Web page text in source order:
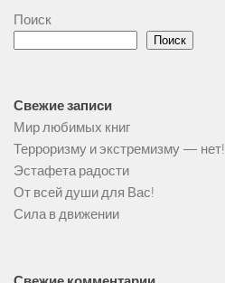
Поиск
Поиск
Свежие записи
Мир любимых книг
Терроризму и экстремизму — нет!
Эстафета радости
От всей души для Вас!
Сила в движении